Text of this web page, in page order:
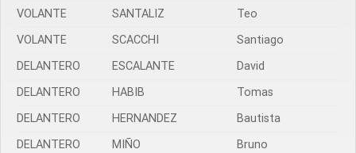
VOLANTE
SANTALIZ
Teo
VOLANTE
SCACCHI
Santiago
DELANTERO
ESCALANTE
David
DELANTERO
HABIB
Tomas
DELANTERO
HERNANDEZ
Bautista
DELANTERO
MIÑO
Bruno